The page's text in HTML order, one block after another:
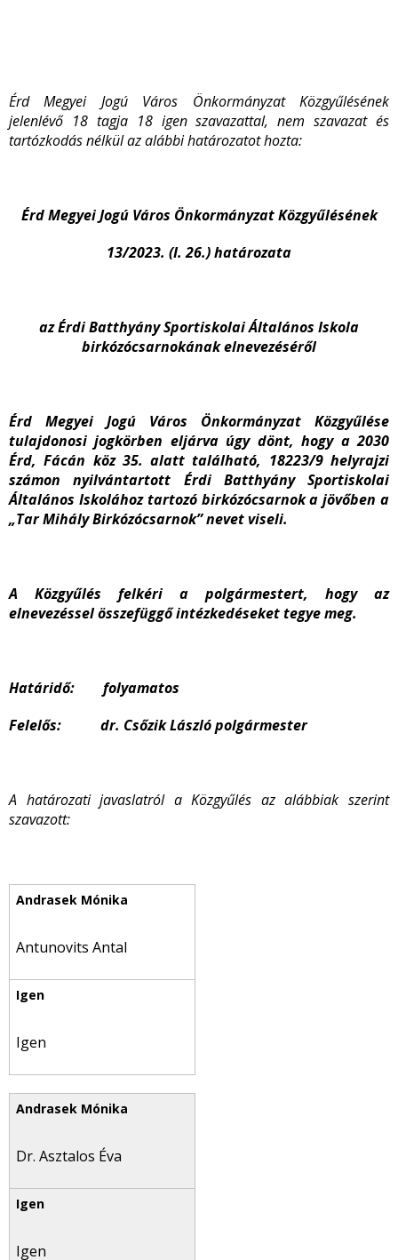
Érd Megyei Jogú Város Önkormányzat Közgyűlésének
jelenlévő 18 tagja 18 igen szavazattal, nem szavazat és
tartózkodás nélkül az alábbi határozatot hozta:
Érd Megyei Jogú Város Önkormányzat Közgyűlésének
13/2023. (I. 26.) határozata
az Érdi Batthyány Sportiskolai Általános Iskola
birkózócsarnokának elnevezéséről
Érd Megyei Jogú Város Önkormányzat Közgyűlése
tulajdonosi jogkörben eljárva úgy dönt, hogy a 2030
Érd, Fácán köz 35. alatt található, 18223/9 helyrajzi
számon nyilvántartott Érdi Batthyány Sportiskolai
Általános Iskolához tartozó birkózócsarnok a jövőben a
„Tar Mihály Birkózócsarnok” nevet viseli.
A Közgyűlés felkéri a polgármestert, hogy az
elnevezéssel összefüggő intézkedéseket tegye meg.
Határidő: folyamatos
Felelős: dr. Csőzik László polgármester
A határozati javaslatról a Közgyűlés az alábbiak szerint
szavazott:
Antunovits Antal
Igen
Dr. Asztalos Éva
Igen